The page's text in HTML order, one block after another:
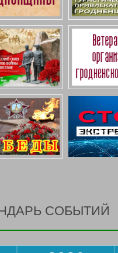
СОБЫТИЙ